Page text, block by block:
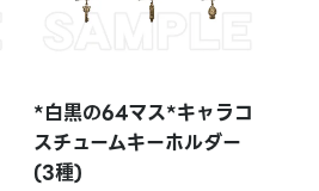
*白黒の64マス*キャラコ
スチュームキーホルダー
(3種)